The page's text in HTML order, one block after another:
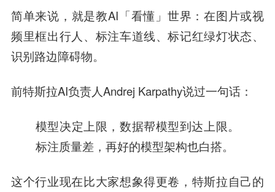
简单来说，就是教AI「看懂」世界：在图片或视
频里框出行人、标注车道线、标记红绿灯状态、
识别路边障碍物。
前特斯拉AI负责人Andrej Karpathy说过一句话：
模型决定上限，数据帮模型到达上限。
标注质量差，再好的模型架构也白搭。
这个行业现在比大家想象得更卷，特斯拉自己的